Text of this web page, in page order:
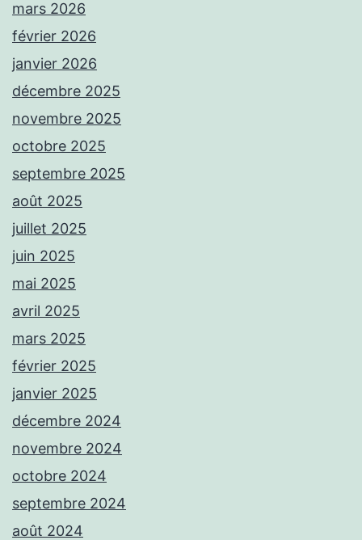
mars 2026
février 2026
janvier 2026
décembre 2025
novembre 2025
octobre 2025
septembre 2025
août 2025
juillet 2025
juin 2025
mai 2025
avril 2025
mars 2025
février 2025
janvier 2025
décembre 2024
novembre 2024
octobre 2024
septembre 2024
août 2024